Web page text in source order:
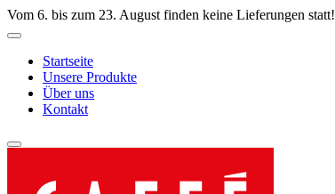
Vom 6. bis zum 23. August finden keine Lieferungen statt!
Startseite
Unsere Produkte
Über uns
Kontakt